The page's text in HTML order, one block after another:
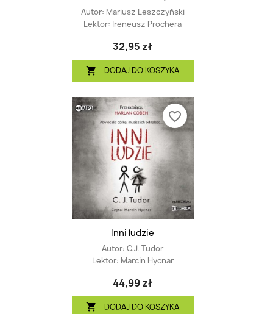
Autor: Mariusz Leszczyński
Lektor: Ireneusz Prochera
32,95 zł
 DODAJ DO KOSZYKA
Inni ludzie
Autor: C.J. Tudor
Lektor: Marcin Hycnar
44,99 zł
 DODAJ DO KOSZYKA
favorite_border